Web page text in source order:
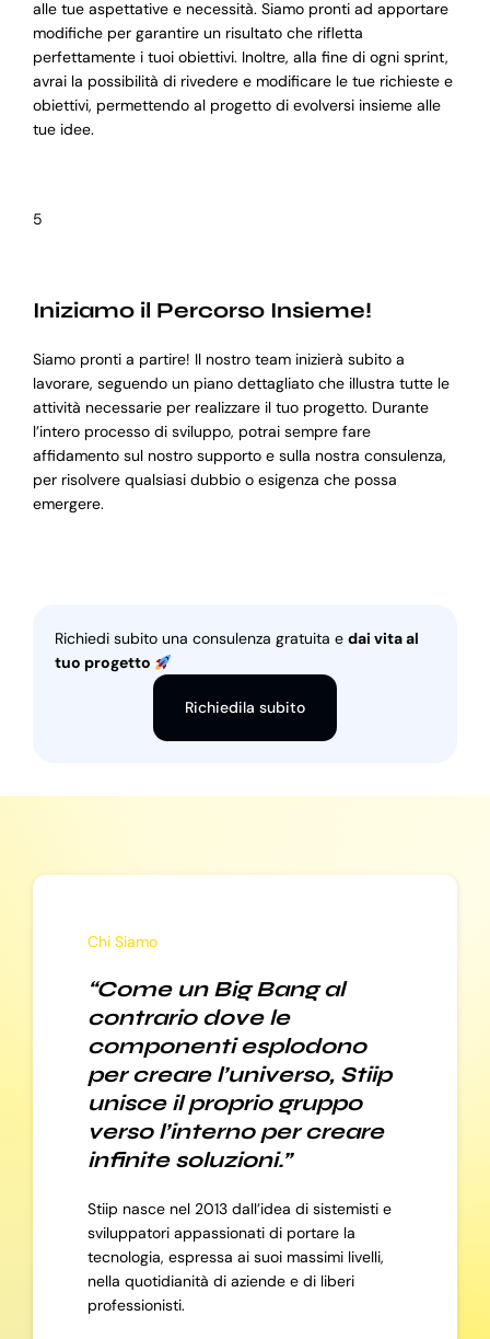
alle tue aspettative e necessità. Siamo pronti ad apportare
modifiche per garantire un risultato che rifletta
perfettamente i tuoi obiettivi. Inoltre, alla fine di ogni sprint,
avrai la possibilità di rivedere e modificare le tue richieste e
obiettivi, permettendo al progetto di evolversi insieme alle
tue idee.
5
Iniziamo il Percorso Insieme!
Siamo pronti a partire! Il nostro team inizierà subito a
lavorare, seguendo un piano dettagliato che illustra tutte le
attività necessarie per realizzare il tuo progetto. Durante
l’intero processo di sviluppo, potrai sempre fare
affidamento sul nostro supporto e sulla nostra consulenza,
per risolvere qualsiasi dubbio o esigenza che possa
emergere.
Richiedi subito una consulenza gratuita e dai vita al
tuo progetto
Richiedila subito
Chi Siamo
“Come un Big Bang al
contrario dove le
componenti esplodono
per creare l’universo, Stiip
unisce il proprio gruppo
verso l’interno per creare
infinite soluzioni.”
Stiip nasce nel 2013 dall’idea di sistemisti e
sviluppatori appassionati di portare la
tecnologia, espressa ai suoi massimi livelli,
nella quotidianità di aziende e di liberi
professionisti.